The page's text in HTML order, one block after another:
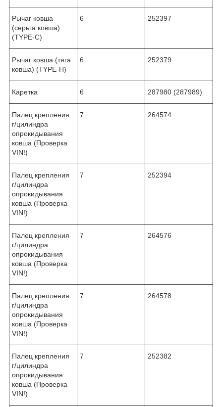
Рычаг ковша
(серьга ковша)
(TYPE-C)
6 252397
Рычаг ковша (тяга
ковша) (TYPE-H)
6 252379
Каретка 6 287980 (287989)
Палец крепления
г/цилиндра
опрокидывания
ковша (Проверка
VIN!)
7 264574
Палец крепления
г/цилиндра
опрокидывания
ковша (Проверка
VIN!)
7 252394
Палец крепления
г/цилиндра
опрокидывания
ковша (Проверка
VIN!)
7 264576
Палец крепления
г/цилиндра
опрокидывания
ковша (Проверка
VIN!)
7 264578
Палец крепления
г/цилиндра
опрокидывания
ковша (Проверка
VIN!)
7 252382